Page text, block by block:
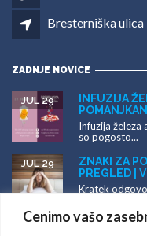
Cenimo vašo
info@vitalmed.si
ZADNJE NOVICE
INFUZIJA
PRI
JUL 29
Infuzija
ZNAKI ZA
JUL 29